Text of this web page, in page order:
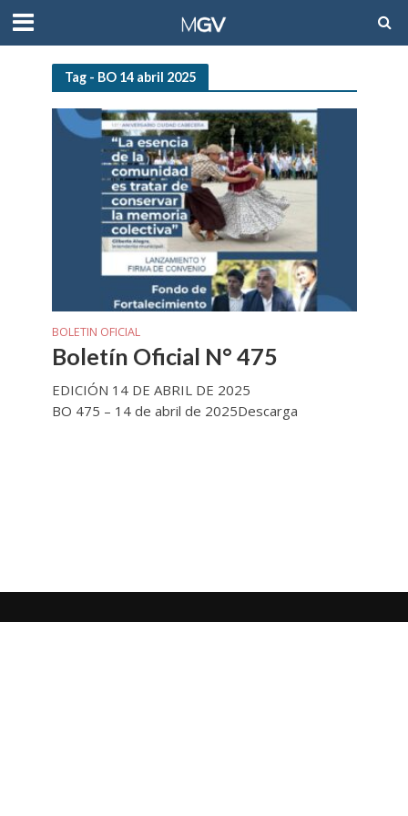
Tag - BO 14 abril 2025
BOLETIN OFICIAL
Boletín Oficial N° 475
EDICIÓN 14 DE ABRIL DE 2025
BO 475 – 14 de abril de 2025Descarga